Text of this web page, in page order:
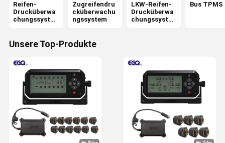
Reifen-
Drucküberwa
chungssyste
Zugreifendru
cküberwachu
ngssystem
LKW-Reifen-
Drucküberwa
chungssyste
Bus TPMS
Unsere Top-Produkte